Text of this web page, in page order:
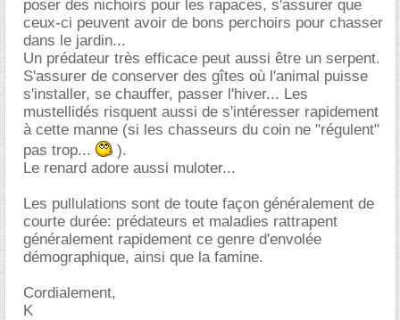
poser des nichoirs pour les rapaces, s'assurer que
ceux-ci peuvent avoir de bons perchoirs pour chasser
dans le jardin...
Un prédateur très efficace peut aussi être un serpent.
S'assurer de conserver des gîtes où l'animal puisse
s'installer, se chauffer, passer l'hiver... Les
mustellidés risquent aussi de s'intéresser rapidement
à cette manne (si les chasseurs du coin ne "régulent"
pas trop...
).
Le renard adore aussi muloter...
Les pullulations sont de toute façon généralement de
courte durée: prédateurs et maladies rattrapent
généralement rapidement ce genre d'envolée
démographique, ainsi que la famine.
Cordialement,
K